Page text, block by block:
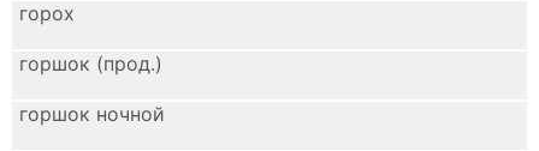
горох
горшок (прод.)
горшок ночной